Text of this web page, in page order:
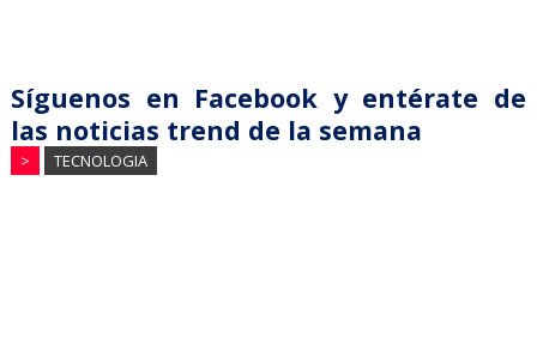
Síguenos en Facebook y entérate de
las noticias trend de la semana
> TECNOLOGIA